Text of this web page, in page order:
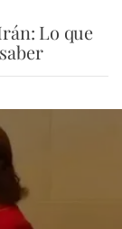
Lo que